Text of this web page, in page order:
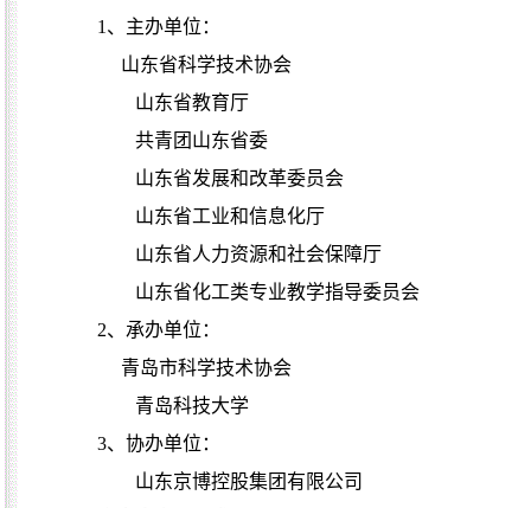
1 、主办单位：
山东省科学技术协会
山东省教育厅
共青团山东省委
山东省发展和改革委员会
山东省工业和信息化厅
山东省人力资源和社会保障厅
山东省化工类专业教学指导委员会
2、承办单位：
青岛市科学技术协会
青岛科技大学
3、协办单位：
山东京博控股集团有限公司